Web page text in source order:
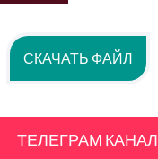
СКАЧАТЬ ФАЙЛ
ТЕЛЕГРАМ КАНАЛ